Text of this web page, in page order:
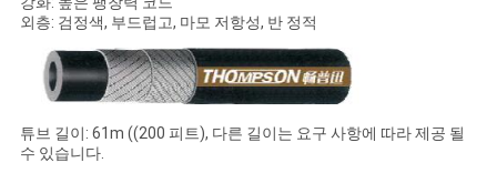
청
외층: 검정색, 부드럽고, 마모 저항성, 반 정적
튜브 길이: 61m ((200 피트), 다른 길이는 요구 사항에 따라 제공 될
수 있습니다.